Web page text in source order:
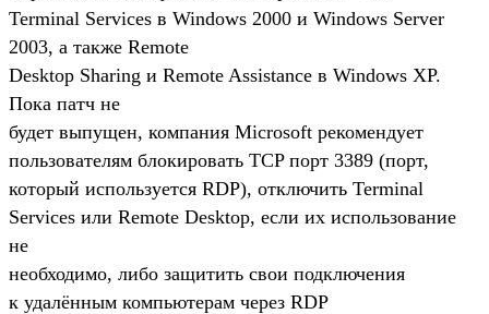
Terminal Services в Windows 2000 и Windows Server
2003, а также Remote
Desktop Sharing и Remote Assistance в Windows XP.
Пока патч не
будет выпущен, компания Microsoft рекомендует
пользователям блокировать TCP порт 3389 (порт,
который используется RDP), отключить Terminal
Services или Remote Desktop, если их использование
не
необходимо, либо защитить свои подключения
к удалённым компьютерам через RDP